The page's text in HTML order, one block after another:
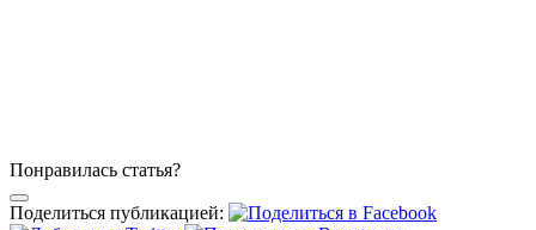
Понравилась статья?
Поделиться публикацией: